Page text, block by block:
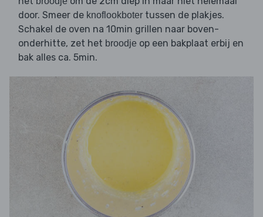
door. Smeer de knoflookboter tussen de plakjes.
Schakel de oven na 10min grillen naar boven-
onderhitte, zet het broodje op een bakplaat erbij en
bak alles ca. 5min.